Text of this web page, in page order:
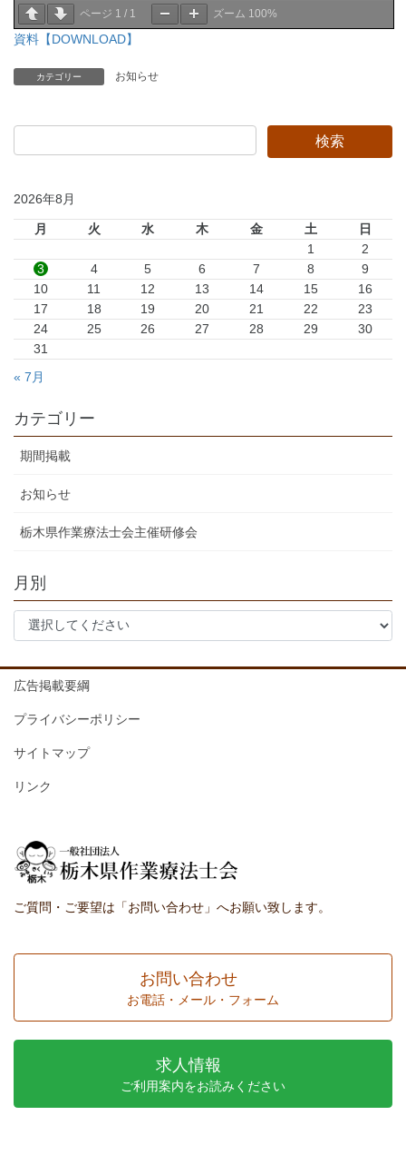
ページ 1 / 1 ズーム 100%
資料【DOWNLOAD】
カテゴリー お知らせ
2026年8月
月 火 水 木 金 土
日
1
2
3
4 5 6 7 8
9
10
11 12 13 14 15
16
17
18 19 20 21 22
23
24
25 26 27 28 29
30
31
« 7月
カテゴリー
期間掲載
お知らせ
栃木県作業療法士会主催研修会
月別
広告掲載要綱
プライバシーポリシー
サイトマップ
リンク
ご質問・ご要望は「お問い合わせ」へお願い致します。
お問い合わせ
お電話・メール・フォーム
求人情報
ご利用案内をお読みください